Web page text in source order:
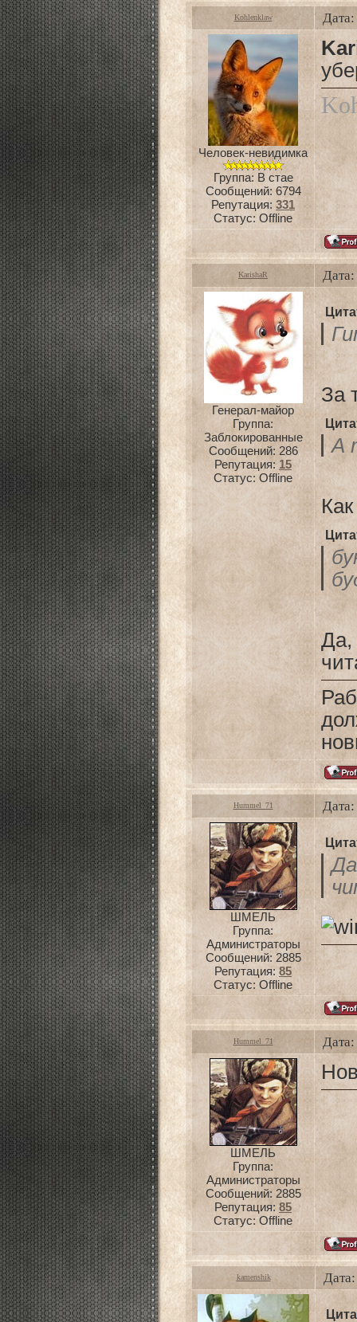
Kohlenklaw
Человек-невидимка
Группа: В стае
Сообщений:6794
Репутация: 331
Статус: Offline
KarishaR
Генерал-майор
Группа:
Заблокированные
Сообщений: 286
Репутация: 15
Статус: Offline
За
А
Hummel_71
ШМЕЛЬ
Группа:
Администраторы
Сообщений: 2885
Репутация:85
Статус: Offline
Hummel_71
ШМЕЛЬ
Группа:
Администраторы
Сообщений: 2885
Репутация: 85
Статус: Offline
kamenshik